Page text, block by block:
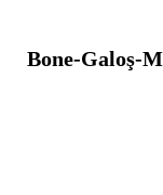
Bone-Galoş-